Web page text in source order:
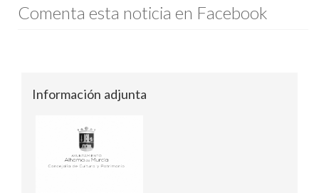
Comenta esta noticia en Facebook
Información adjunta